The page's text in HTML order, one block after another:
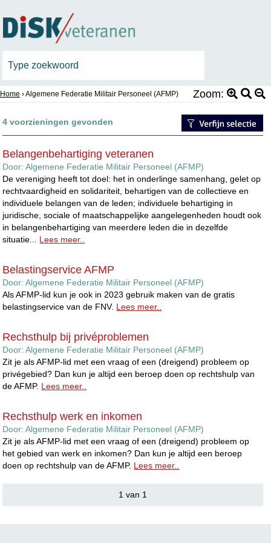
Home › Algemene Federatie Militair Personeel (AFMP) Zoom:
4 voorzieningen gevonden
Belangenbehartiging veteranen
Door:Algemene Federatie Militair Personeel (AFMP)
De vereniging heeft tot doel: het in onderlinge samenhang, gelet op
rechtvaardigheid en solidariteit, behartigen van de collectieve en
individuele belangen van de leden; individuele behartiging in
juridische, sociale of maatschappelijke aangelegenheden houdt ook
in belangenbehartiging van meerdere leden die in dezelfde
situatie... Lees meer..
Belastingservice AFMP
Door:Algemene Federatie Militair Personeel (AFMP)
Als AFMP-lid kun je ook in 2023 gebruik maken van de gratis
belastingservice van de FNV. Lees meer..
Rechsthulp bij privéproblemen
Door:Algemene Federatie Militair Personeel (AFMP)
Zit je als AFMP-lid met een vraag of een (dreigend) probleem op
privégebied? Dan kun je altijd een beroep doen op rechtshulp van
de AFMP. Lees meer..
Rechsthulp werk en inkomen
Door:Algemene Federatie Militair Personeel (AFMP)
Zit je als AFMP-lid met een vraag of een (dreigend) probleem op
het gebied van werk en inkomen? Dan kun je altijd een beroep
doen op rechtshulp van de AFMP. Lees meer..
1 van 1